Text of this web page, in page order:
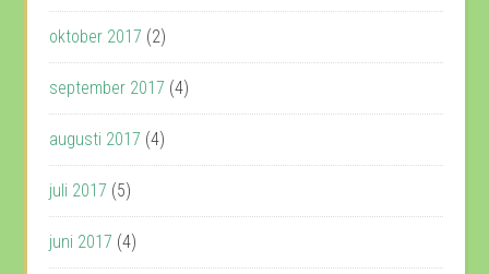
oktober 2017 (2)
september 2017 (4)
augusti 2017 (4)
juli 2017 (5)
juni 2017 (4)